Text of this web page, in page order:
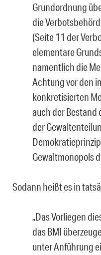
Grundordnung
die
(Seite 11 der
elementare
namentlich die
Achtung vor den
konkretisierten
auch der Bestand
der
Gewaltmonopols
Sodann heißt es in
„Das Vorliegen
das BMI
unter Anführung